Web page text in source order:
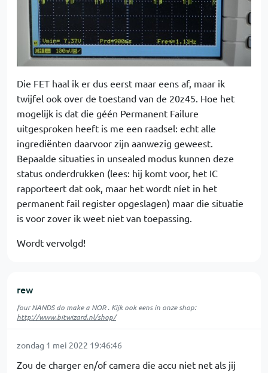
Die FET haal ik er dus eerst maar eens af, maar ik
twijfel ook over de toestand van de 20z45. Hoe het
mogelijk is dat die géén Permanent Failure
uitgesproken heeft is me een raadsel: echt alle
ingrediënten daarvoor zijn aanwezig geweest.
Bepaalde situaties in unsealed modus kunnen deze
status onderdrukken (lees: hij komt voor, het IC
rapporteert dat ook, maar het wordt níet in het
permanent fail register opgeslagen) maar die situatie
is voor zover ik weet niet van toepassing.
Wordt vervolgd!
rew
four NANDS do make a NOR . Kijk ook eens in onze shop:
http://www.bitwizard.nl/shop/
zondag 1 mei 2022 19:46:46
Zou de charger en/of camera die accu niet net als jij